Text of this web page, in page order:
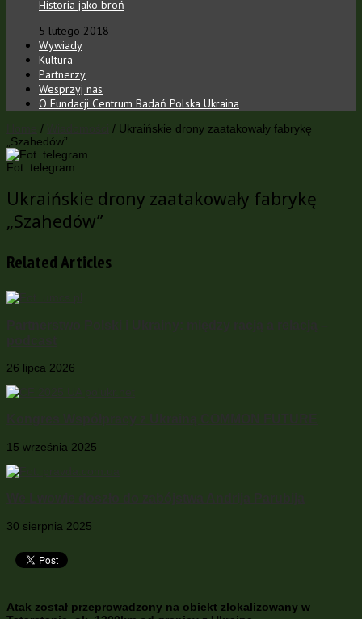
Historia jako broń
5 lutego 2018
Wywiady
Kultura
Partnerzy
Wesprzyj nas
O Fundacji Centrum Badań Polska Ukraina
/ / Ukraińskie drony zaatakowały fabrykę
„Szahedów”
Fot. telegram
Ukraińskie drony zaatakowały fabrykę
„Szahedów”
Related Articles
26 lipca 2026
15 września 2025
30 sierpnia 2025
Atak został przeprowadzony na obiekt zlokalizowany w